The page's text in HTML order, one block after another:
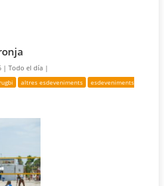
|Todo el día |
altres esdeveniments
esdeveniments